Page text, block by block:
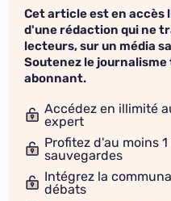
Cet article est en accès
d'une rédaction qui ne
lecteurs, sur un média
Soutenez le
abonnant.
Accédez en illimité
expert
Profitez d'au moins
sauvegardes
Intégrez la
débats